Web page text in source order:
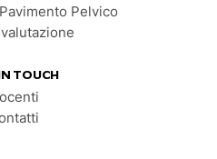
Pelvico
TOUCH